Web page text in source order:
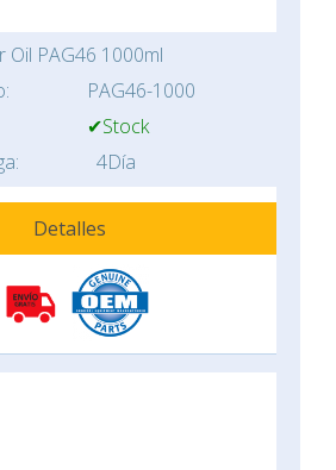
Oil PAG46 1000ml
PAG46-1000
✔Stock
4Día
Detalles